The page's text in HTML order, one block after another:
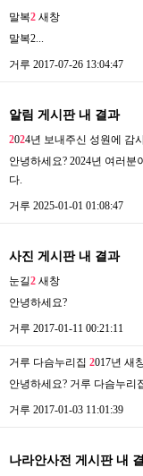
말복2 새창
말복2...
거루 2017-07-26 13:04:47
알림 게시판 내 결과
2024년 보내주신 성원에 감
안녕하세요? 2024년 여러
다.
거루 2025-01-01 01:08:47
사진 게시판 내 결과
눈길2 새창
안녕하세요?
거루 2017-01-11 00:21:11
거루 다슴누리집 2017년 새
안녕하세요? 거루 다슴누리
거루 2017-01-03 11:01:39
나라안사전 게시판 내